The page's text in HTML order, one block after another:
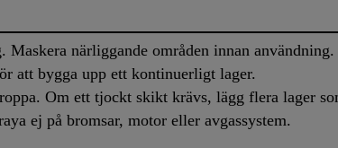
Maskera närliggande områden innan
att bygga upp ett kontinuerligt lager.
Om ett tjockt skikt krävs, lägg flera lager
ej på bromsar, motor eller avgassystem.